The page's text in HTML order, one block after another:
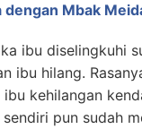
dengan Mbak
ibu diselingkuhi
ibu hilang.
kehilangan
pun sudah